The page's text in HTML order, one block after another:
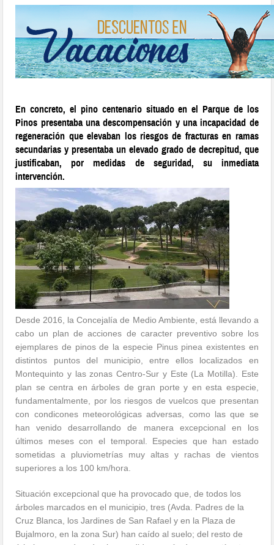
En concreto, el pino centenario situado en el Parque de los
Pinos presentaba una descompensación y una incapacidad de
regeneración que elevaban los riesgos de fracturas en ramas
secundarias y presentaba un elevado grado de decrepitud, que
justificaban, por medidas de seguridad, su inmediata
intervención.
Desde 2016, la Concejalía de Medio Ambiente, está llevando a
cabo un plan de acciones de caracter preventivo sobre los
ejemplares de pinos de la especie Pinus pinea existentes en
distintos puntos del municipio, entre ellos localizados en
Montequinto y las zonas Centro-Sur y Este (La Motilla). Este
plan se centra en árboles de gran porte y en esta especie,
fundamentalmente, por los riesgos de vuelcos que presentan
con condicones meteorológicas adversas, como las que se
han venido desarrollando de manera excepcional en los
últimos meses con el temporal. Especies que han estado
sometidas a pluviometrías muy altas y rachas de vientos
superiores a los 100 km/hora.
Situación excepcional que ha provocado que, de todos los
árboles marcados en el municipio, tres (Avda. Padres de la
Cruz Blanca, los Jardines de San Rafael y en la Plaza de
Bujalmoro, en la zona Sur) han caído al suelo; del resto de